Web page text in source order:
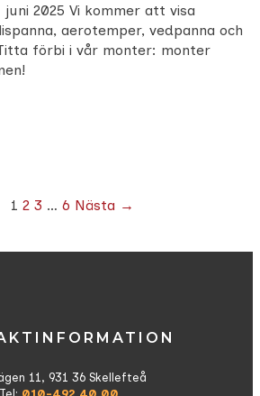
juni 2025 Vi kommer att visa
aerotemper, vedpanna och
förbi i vår monter: monter
1 2 3 … 6 Nästa →
11, 931 36 Skellefteå